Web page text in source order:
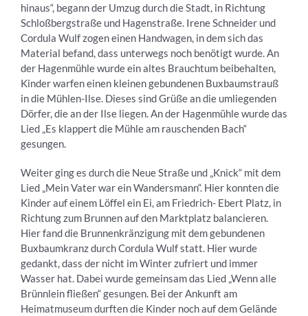
hinaus“, begann der Umzug durch die Stadt, in Richtung
Schloßbergstraße und Hagenstraße. Irene Schneider und
Cordula Wulf zogen einen Handwagen, in dem sich das
Material befand, dass unterwegs noch benötigt wurde. An
der Hagenmühle wurde ein altes Brauchtum beibehalten,
Kinder warfen einen kleinen gebundenen Buxbaumstrauß
in die Mühlen-Ilse. Dieses sind Grüße an die umliegenden
Dörfer, die an der Ilse liegen. An der Hagenmühle wurde das
Lied „Es klappert die Mühle am rauschenden Bach“
gesungen.
Weiter ging es durch die Neue Straße und „Knick“ mit dem
Lied „Mein Vater war ein Wandersmann“. Hier konnten die
Kinder auf einem Löffel ein Ei, am Friedrich- Ebert Platz, in
Richtung zum Brunnen auf den Marktplatz balancieren.
Hier fand die Brunnenkränzigung mit dem gebundenen
Buxbaumkranz durch Cordula Wulf statt. Hier wurde
gedankt, dass der nicht im Winter zufriert und immer
Wasser hat. Dabei wurde gemeinsam das Lied „Wenn alle
Brünnlein fließen“ gesungen. Bei der Ankunft am
Heimatmuseum durften die Kinder noch auf dem Gelände